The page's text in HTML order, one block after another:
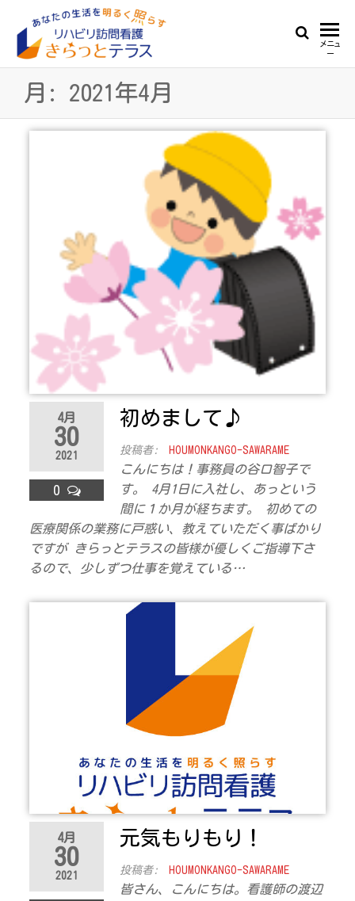
the
ハ
リ
訪
問
看
護
き
ら
っ
と
テ
ラ
ス
活
を
る
照
す
メニュ
ー
月: 2021年4月
4月
30
2021
0
初めまして♪
投稿者: HOUMONKANGO-SAWARAME
こんにちは！事務員の谷口智子で
す。 4月1日に入社し、あっという
間に１か月が経ちます。 初めての
医療関係の業務に戸惑い、教えていただく事ばかり
ですが きらっとテラスの皆様が優しくご指導下さ
るので、少しずつ仕事を覚えている…
4月
30
2021
元気もりもり！
投稿者: HOUMONKANGO-SAWARAME
皆さん、こんにちは。看護師の渡辺